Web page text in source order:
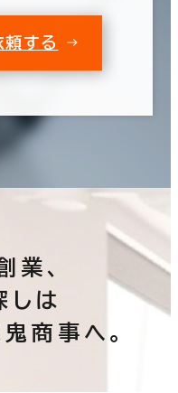
頼する
、
しは
商事へ。